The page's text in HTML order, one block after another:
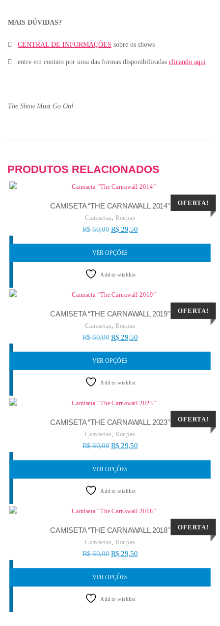
MAIS DÚVIDAS?
CENTRAL DE INFORMAÇÕES sobre os shows
entre em contato por uma das formas disponibilizadas clicando aqui
The Show Must Go On!
PRODUTOS RELACIONADOS
OFERTA!
CAMISETA “THE CARNAWALL 2014”
Camisetas Roupas
R$60,00 R$ 29,50
VER OPÇÕES
Add to wishlist
OFERTA!
CAMISETA “THE CARNAWALL 2019”
Camisetas Roupas
R$60,00 R$ 29,50
VER OPÇÕES
Add to wishlist
OFERTA!
CAMISETA “THE CARNAWALL 2023”
Camisetas Roupas
R$60,00 R$ 29,50
VER OPÇÕES
Add to wishlist
OFERTA!
CAMISETA “THE CARNAWALL 2018”
Camisetas Roupas
R$60,00 R$ 29,50
VER OPÇÕES
Add to wishlist